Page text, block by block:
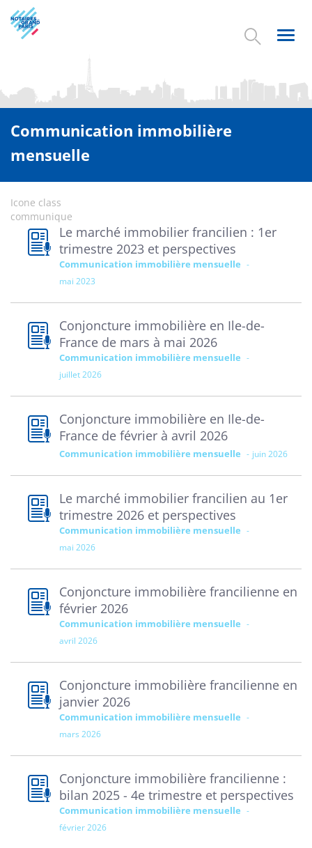
Aller
au
contenu
Communication immobilière
mensuelle
Icone class
communique
Le marché immobilier francilien : 1er
trimestre 2023 et perspectives
Communication immobilière mensuelle
mai 2023
Conjoncture immobilière en Ile-de-
France de mars à mai 2026
Communication immobilière mensuelle
juillet 2026
Conjoncture immobilière en Ile-de-
France de février à avril 2026
Communication immobilière mensuelle juin 2026
Le marché immobilier francilien au 1er
trimestre 2026 et perspectives
Communication immobilière mensuelle
mai 2026
Conjoncture immobilière francilienne en
février 2026
Communication immobilière mensuelle
avril 2026
Conjoncture immobilière francilienne en
janvier 2026
Communication immobilière mensuelle
mars 2026
Conjoncture immobilière francilienne :
bilan 2025 - 4e trimestre et perspectives
Communication immobilière mensuelle
février 2026